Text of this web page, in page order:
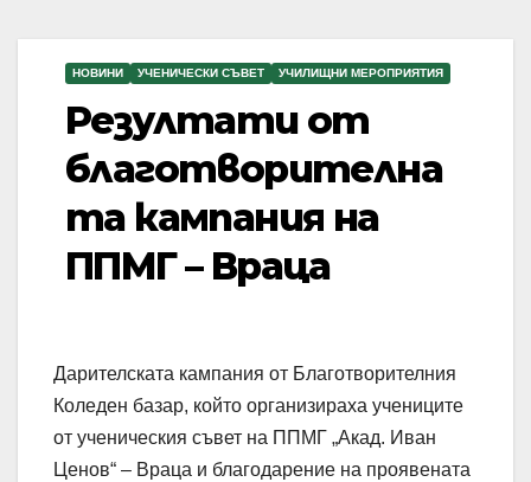
НОВИНИ УЧЕНИЧЕСКИ СЪВЕТ УЧИЛИЩНИ МЕРОПРИЯТИЯ
Резултати от
благотворителна
та кампания на
ППМГ – Враца
Дарителската кампания от Благотворителния
Коледен базар, който организираха учениците
от ученическия съвет на ППМГ „Акад. Иван
Ценов“ – Враца и благодарение на проявената